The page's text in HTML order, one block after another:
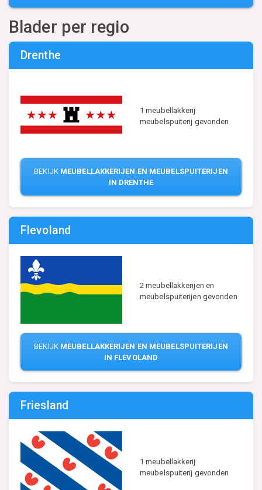
Blader per regio
Drenthe
1 meubellakkerij
meubelspuiterij gevonden
BEKIJK MEUBELLAKKERIJEN EN MEUBELSPUITERIJEN
IN DRENTHE
Flevoland
2 meubellakkerijen en
meubelspuiterijen gevonden
BEKIJK MEUBELLAKKERIJEN EN MEUBELSPUITERIJEN
IN FLEVOLAND
Friesland
1 meubellakkerij
meubelspuiterij gevonden